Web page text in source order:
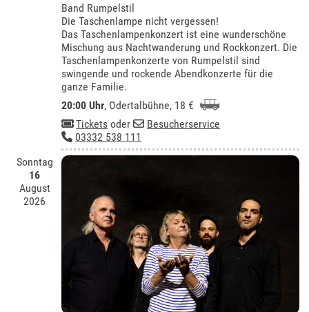
Band Rumpelstil
Die Taschenlampe nicht vergessen!
Das Taschenlampenkonzert ist eine wunderschöne
Mischung aus Nachtwanderung und Rockkonzert. Die
Taschenlampenkonzerte von Rumpelstil sind
swingende und rockende Abendkonzerte für die
ganze Familie.
20:00 Uhr, Odertalbühne, 18 €
Tickets oder
Besucherservice
03332 538 111
Sonntag
16
August
2026